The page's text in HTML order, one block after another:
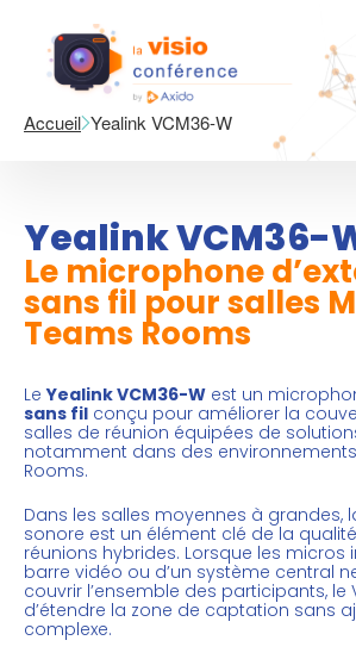
Accueil Yealink VCM36-W
Yealink VCM36-
Le microphone
sans fil pour salles
Teams Rooms
LeYealink VCM36-W est un
sans fil conçu pour améliorer la
salles de réunion équipées de
notamment dans des
Rooms.
Dans les salles moyennes à grandes,
sonore est un élément clé de la
réunions hybrides. Lorsque les micros
barre vidéo ou d’un système central
couvrir l’ensemble des participants, le
d’étendre la zone de captation sans
complexe.